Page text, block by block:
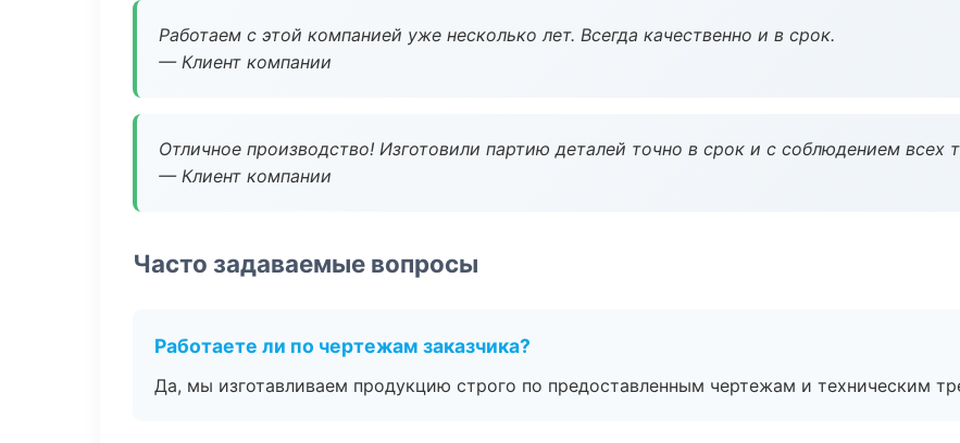
Работаем с этой компанией уже несколько лет. Всегда качественно и в срок.
— Клиент компании
Отличное производство! Изготовили партию деталей точно в срок и с соблюдением всех
— Клиент компании
Часто задаваемые вопросы
Работаете ли по чертежам заказчика?
Да, мы изготавливаем продукцию строго по предоставленным чертежам и техническим